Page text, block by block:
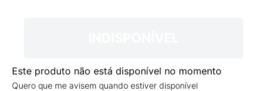
Este produto não está disponível no momento
Quero que me avisem quando estiver disponível